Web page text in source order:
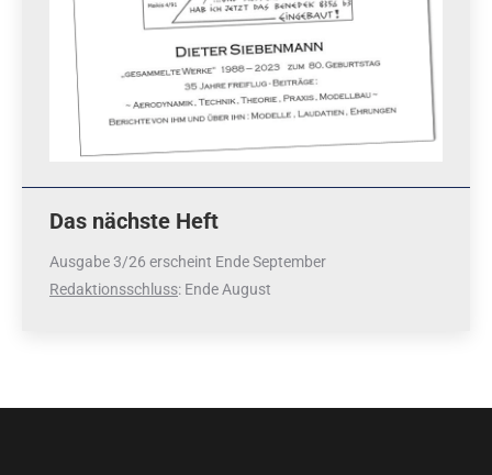
Das nächste Heft
Ausgabe 3/26 erscheint Ende September
Redaktionsschluss: Ende August